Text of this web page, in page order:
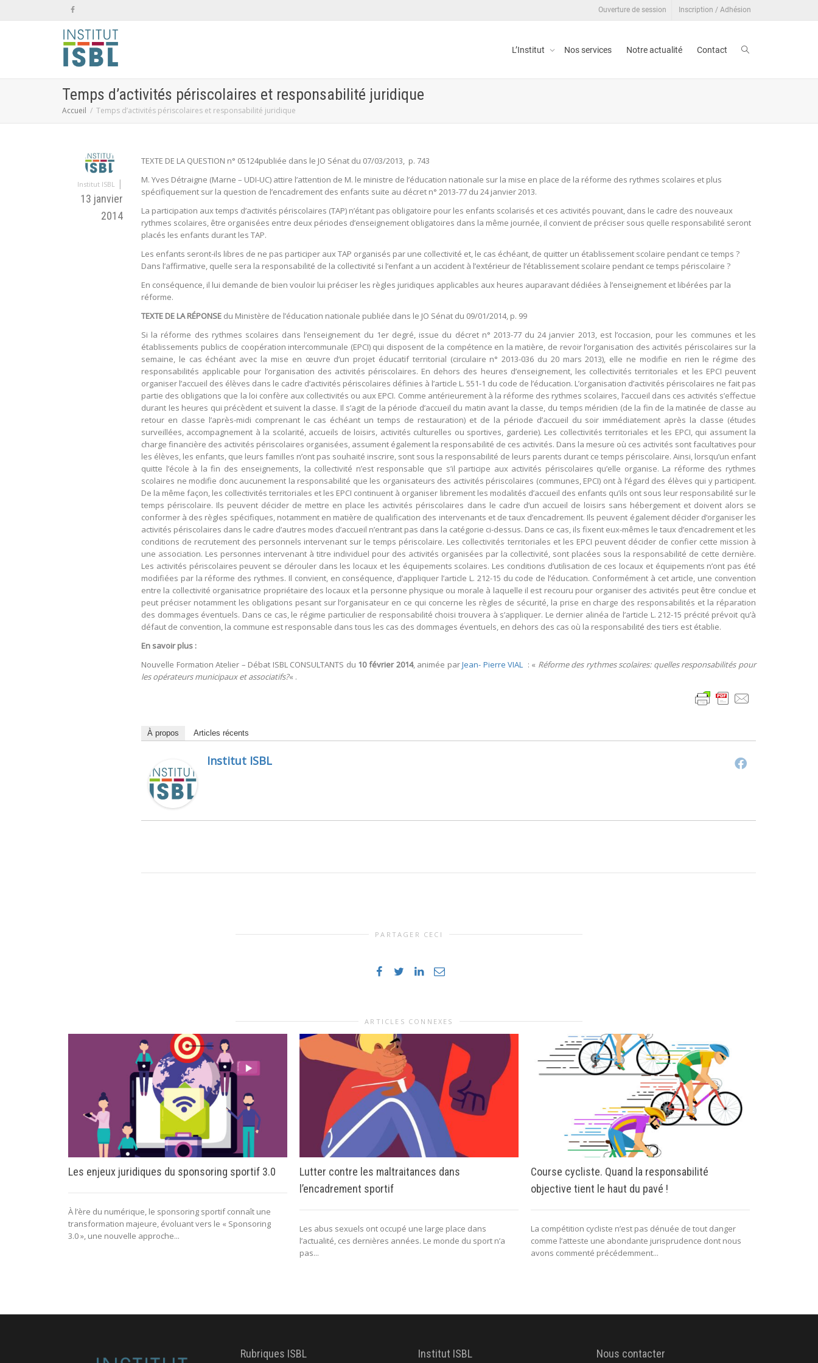
Ouverture de session Inscription / Adhésion
L’Institut Nos services Notre actualité Contact
Temps d’activités périscolaires et responsabilité juridique
Accueil Temps d’activités périscolaires et responsabilité juridique
Institut ISBL |
13 janvier
2014
TEXTE DE LA QUESTION n° 05124publiée dans le JO Sénat du 07/03/2013, p. 743
M. Yves Détraigne (Marne – UDI-UC) attire l’attention de M. le ministre de l’éducation nationale sur la mise en place de la réforme des rythmes scolaires et plus
spécifiquement sur la question de l’encadrement des enfants suite au décret n° 2013-77 du 24 janvier 2013.
La participation aux temps d’activités périscolaires (TAP) n’étant pas obligatoire pour les enfants scolarisés et ces activités pouvant, dans le cadre des nouveaux
rythmes scolaires, être organisées entre deux périodes d’enseignement obligatoires dans la même journée, il convient de préciser sous quelle responsabilité seront
placés les enfants durant les TAP.
Les enfants seront-ils libres de ne pas participer aux TAP organisés par une collectivité et, le cas échéant, de quitter un établissement scolaire pendant ce temps ?
Dans l’affirmative, quelle sera la responsabilité de la collectivité si l’enfant a un accident à l’extérieur de l’établissement scolaire pendant ce temps périscolaire ?
En conséquence, il lui demande de bien vouloir lui préciser les règles juridiques applicables aux heures auparavant dédiées à l’enseignement et libérées par la
réforme.
TEXTE DE LA RÉPONSE du Ministère de l’éducation nationale publiée dans le JO Sénat du 09/01/2014, p. 99
Si la réforme des rythmes scolaires dans l’enseignement du 1er degré, issue du décret n° 2013-77 du 24 janvier 2013, est l’occasion, pour les communes et les
établissements publics de coopération intercommunale (EPCI) qui disposent de la compétence en la matière, de revoir l’organisation des activités périscolaires sur la
semaine, le cas échéant avec la mise en œuvre d’un projet éducatif territorial (circulaire n° 2013-036 du 20 mars 2013), elle ne modifie en rien le régime des
responsabilités applicable pour l’organisation des activités périscolaires. En dehors des heures d’enseignement, les collectivités territoriales et les EPCI peuvent
organiser l’accueil des élèves dans le cadre d’activités périscolaires définies à l’article L. 551-1 du code de l’éducation. L’organisation d’activités périscolaires ne fait pas
partie des obligations que la loi confère aux collectivités ou aux EPCI. Comme antérieurement à la réforme des rythmes scolaires, l’accueil dans ces activités s’effectue
durant les heures qui précèdent et suivent la classe. Il s’agit de la période d’accueil du matin avant la classe, du temps méridien (de la fin de la matinée de classe au
retour en classe l’après-midi comprenant le cas échéant un temps de restauration) et de la période d’accueil du soir immédiatement après la classe (études
surveillées, accompagnement à la scolarité, accueils de loisirs, activités culturelles ou sportives, garderie). Les collectivités territoriales et les EPCI, qui assument la
charge financière des activités périscolaires organisées, assument également la responsabilité de ces activités. Dans la mesure où ces activités sont facultatives pour
les élèves, les enfants, que leurs familles n’ont pas souhaité inscrire, sont sous la responsabilité de leurs parents durant ce temps périscolaire. Ainsi, lorsqu’un enfant
quitte l’école à la fin des enseignements, la collectivité n’est responsable que s’il participe aux activités périscolaires qu’elle organise. La réforme des rythmes
scolaires ne modifie donc aucunement la responsabilité que les organisateurs des activités périscolaires (communes, EPCI) ont à l’égard des élèves qui y participent.
De la même façon, les collectivités territoriales et les EPCI continuent à organiser librement les modalités d’accueil des enfants qu’ils ont sous leur responsabilité sur le
temps périscolaire. Ils peuvent décider de mettre en place les activités périscolaires dans le cadre d’un accueil de loisirs sans hébergement et doivent alors se
conformer à des règles spécifiques, notamment en matière de qualification des intervenants et de taux d’encadrement. Ils peuvent également décider d’organiser les
activités périscolaires dans le cadre d’autres modes d’accueil n’entrant pas dans la catégorie ci-dessus. Dans ce cas, ils fixent eux-mêmes le taux d’encadrement et les
conditions de recrutement des personnels intervenant sur le temps périscolaire. Les collectivités territoriales et les EPCI peuvent décider de confier cette mission à
une association. Les personnes intervenant à titre individuel pour des activités organisées par la collectivité, sont placées sous la responsabilité de cette dernière.
Les activités périscolaires peuvent se dérouler dans les locaux et les équipements scolaires. Les conditions d’utilisation de ces locaux et équipements n’ont pas été
modifiées par la réforme des rythmes. Il convient, en conséquence, d’appliquer l’article L. 212-15 du code de l’éducation. Conformément à cet article, une convention
entre la collectivité organisatrice propriétaire des locaux et la personne physique ou morale à laquelle il est recouru pour organiser des activités peut être conclue et
peut préciser notamment les obligations pesant sur l’organisateur en ce qui concerne les règles de sécurité, la prise en charge des responsabilités et la réparation
des dommages éventuels. Dans ce cas, le régime particulier de responsabilité choisi trouvera à s’appliquer. Le dernier alinéa de l’article L. 212-15 précité prévoit qu’à
défaut de convention, la commune est responsable dans tous les cas des dommages éventuels, en dehors des cas où la responsabilité des tiers est établie.
En savoir plus :
Nouvelle Formation Atelier – Débat ISBL CONSULTANTS du 10 février 2014, animée parJean- Pierre VIAL : « Réforme des rythmes scolaires: quelles responsabilités pour
les opérateurs municipaux et associatifs?« .
À propos Articles récents
Institut ISBL
PARTAGER CECI
ARTICLES CONNEXES
Les enjeux juridiques du sponsoring sportif 3.0
À l’ère du numérique, le sponsoring sportif connaît une
transformation majeure, évoluant vers le « Sponsoring
3.0 », une nouvelle approche...
Lutter contre les maltraitances dans
l’encadrement sportif
Les abus sexuels ont occupé une large place dans
l’actualité, ces dernières années. Le monde du sport n’a
pas...
Course cycliste. Quand la responsabilité
objective tient le haut du pavé !
La compétition cycliste n’est pas dénuée de tout danger
comme l’atteste une abondante jurisprudence dont nous
avons commenté précédemment...
Rubriques ISBL Institut ISBL Nous contacter